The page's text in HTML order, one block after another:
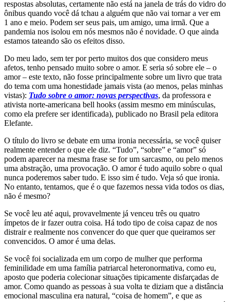
respostas absolutas, certamente não está na janela de trás do vidro do
ônibus quando você dá tchau a alguém que não vai tornar a ver em
1 ano e meio. Podem ser seus pais, um amigo, uma irmã. Que a
pandemia nos isolou em nós mesmos não é novidade. O que ainda
estamos tateando são os efeitos disso.
Do meu lado, sem ter por perto muitos dos que considero meus
afetos, tenho pensado muito sobre o amor. E seria só sobre ele – o
amor – este texto, não fosse principalmente sobre um livro que trata
do tema com uma honestidade jamais vista (ao menos, pelas minhas
vistas): Tudo sobre o amor: novas perspectivas, da professora e
ativista norte-americana bell hooks (assim mesmo em minúsculas,
como ela prefere ser identificada), publicado no Brasil pela editora
Elefante.
O título do livro se debate em uma ironia necessária, se você quiser
realmente entender o que ele diz. “Tudo”, “sobre” e “amor” só
podem aparecer na mesma frase se for um sarcasmo, ou pelo menos
uma abstração, uma provocação. O amor é tudo aquilo sobre o qual
nunca poderemos saber tudo. E isso sim é tudo. Veja só que ironia.
No entanto, tentamos, que é o que fazemos nessa vida todos os dias,
não é mesmo?
Se você leu até aqui, provavelmente já venceu três ou quatro
ímpetos de ir fazer outra coisa. Há todo tipo de coisa capaz de nos
distrair e realmente nos convencer do que quer que queiramos ser
convencidos. O amor é uma delas.
Se você foi socializada em um corpo de mulher que performa
feminilidade em uma família patriarcal heteronormativa, como eu,
aposto que poderia colecionar situações tipicamente disfarçadas de
amor. Como quando as pessoas à sua volta te diziam que a distância
emocional masculina era natural, “coisa de homem”, e que as